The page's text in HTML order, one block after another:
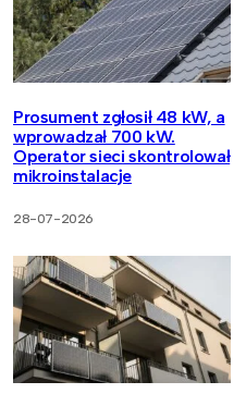
Prosument zgłosił 48 kW, a
wprowadzał 700 kW.
Operator sieci skontrolował
mikroinstalacje
28-07-2026